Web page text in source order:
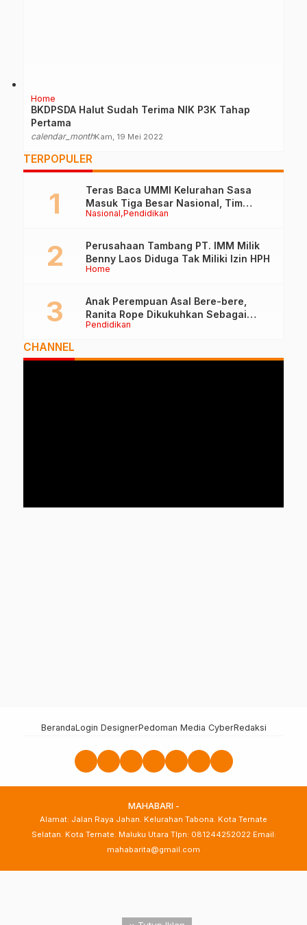
Home
BKDPSDA Halut Sudah Terima NIK P3K Tahap
Pertama
calendar_monthKam, 19 Mei 2022
TERPOPULER
Nasional Pendidikan
Teras Baca UMMI Kelurahan Sasa
Masuk Tiga Besar Nasional, Tim
Penilai Lakukan Visitasi di Ternate
Home
Perusahaan Tambang PT. IMM Milik
Benny Laos Diduga Tak Miliki Izin HPH
Pendidikan
Anak Perempuan Asal Bere-bere,
Ranita Rope Dikukuhkan Sebagai
Guru Besar dan Rektor Ummu
CHANNEL
BerandaLogin DesignerPedoman Media CyberRedaksi
MAHABARI -
Alamat: Jalan Raya Jahan. Kelurahan Tabona. Kota Ternate
Selatan. Kota Ternate. Maluku Utara Tlpn: 081244252022 Email:
mahabarita@gmail.com